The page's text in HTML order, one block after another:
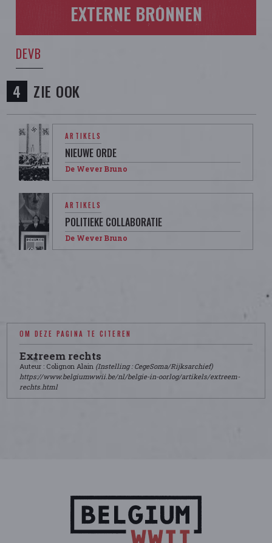
EXTERNE BRONNEN
DEVB
ZIE OOK
ARTIKELS
NIEUWE ORDE
De Wever Bruno
ARTIKELS
POLITIEKE COLLABORATIE
De Wever Bruno
OM DEZE PAGINA TE CITEREN
Extreem rechts
Auteur : Colignon Alain (Instelling : CegeSoma/Rijksarchief)
https://www.belgiumwwii.be/nl/belgie-in-oorlog/artikels/extreem-
rechts.html